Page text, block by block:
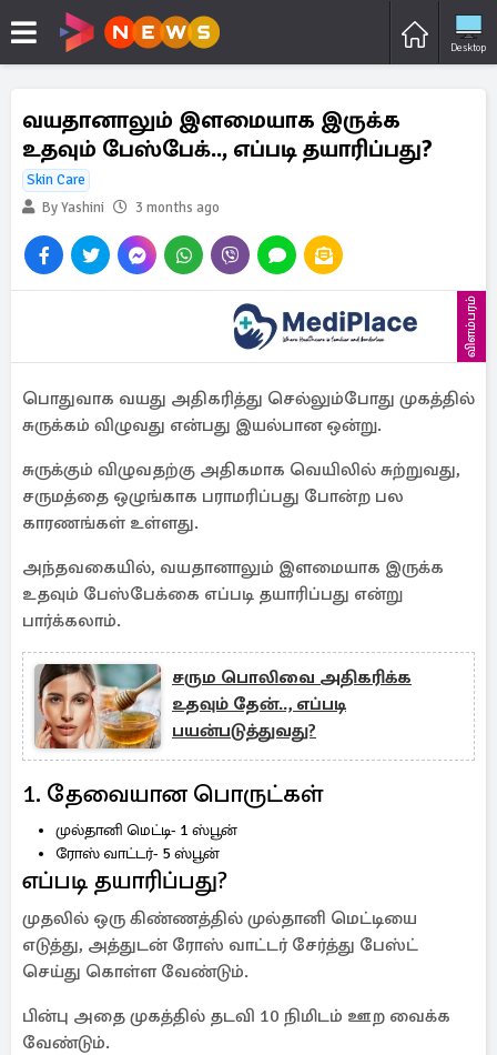
Desktop
வயதானாலும் இளமையாக இருக்க
உதவும் பேஸ்பேக்.., எப்படி தயாரிப்பது?
Skin Care
By Yashini
3 months ago
விளம்பரம்
பொதுவாக வயது அதிகரித்து செல்லும்போது முகத்தில்
சுருக்கம் விழுவது என்பது இயல்பான ஒன்று.
சுருக்கும் விழுவதற்கு அதிகமாக வெயிலில் சுற்றுவது,
சருமத்தை ஒழுங்காக பராமரிப்பது பாேன்ற பல
காரணங்கள் உள்ளது.
அந்தவகையில், வயதானாலும் இளமையாக இருக்க
உதவும் பேஸ்பேக்கை எப்படி தயாரிப்பது என்று
பார்க்கலாம்.
சரும பொலிவை அதிகரிக்க
உதவும் தேன்.., எப்படி
பயன்படுத்துவது?
1. தேவையான பொருட்கள்
முல்தானி மெட்டி- 1 ஸ்பூன்
ரோஸ் வாட்டர்- 5 ஸ்பூன்
எப்படி தயாரிப்பது?
முதலில் ஒரு கிண்ணத்தில் முல்தானி மெட்டியை
எடுத்து, அத்துடன் ரோஸ் வாட்டர் சேர்த்து பேஸ்ட்
செய்து கொள்ள வேண்டும்.
பின்பு அதை முகத்தில் தடவி 10 நிமிடம் ஊற வைக்க
வேண்டும்.